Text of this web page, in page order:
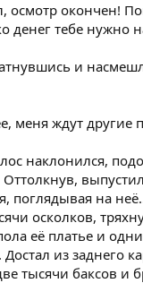
осмотр окончен!
денег тебе нужно
и
меня ждут другие
наклонился,
поглядывая на
осколков,
её платье и
из заднего
тысячи баксов и